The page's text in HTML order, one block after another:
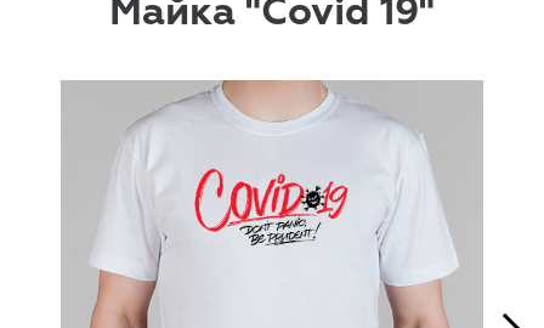
Майка "Covid 19"